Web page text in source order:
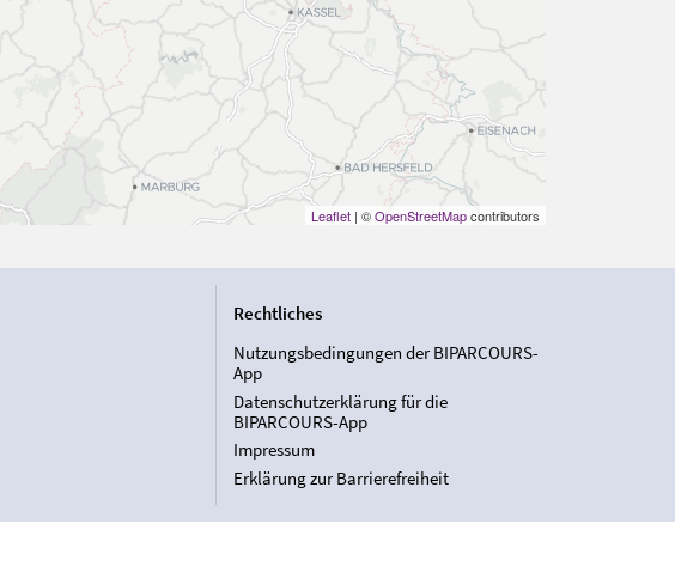
Leaflet| ©OpenStreetMapcontributors
Rechtliches
Nutzungsbedingungen der BIPARCOURS-
App
Datenschutzerklärung für die
BIPARCOURS-App
Impressum
Erklärung zur Barrierefreiheit